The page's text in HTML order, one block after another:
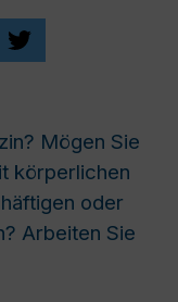
Mögen Sie
körperlichen
oder
Arbeiten Sie